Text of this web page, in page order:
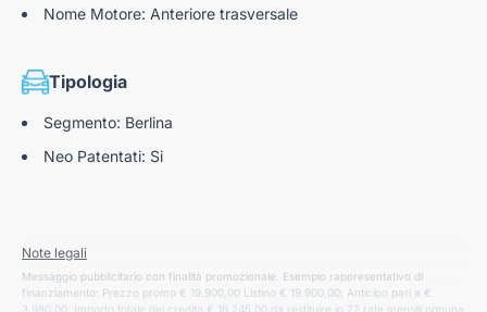
Nome Motore: Anteriore trasversale
Tipologia
Segmento: Berlina
Neo Patentati: Si
Note legali
Messaggio pubblicitario con finalità promozionale. Esempio rappresentativo di
finanziamento: Prezzo promo € 19.900,00 Listino € 19.900,00; Anticipo pari a €
3.980,00. Importo totale del credito € 16.245,00 da restituire in 72 rate mensili ognuna